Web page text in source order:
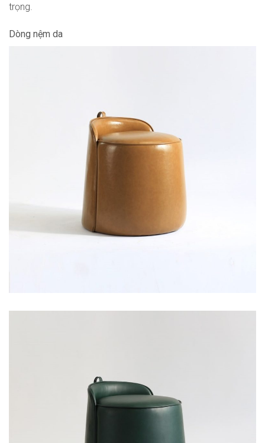
trọng.
Dòng nệm da